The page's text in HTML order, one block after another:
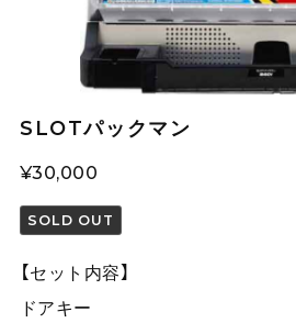
SLOTパックマン
¥30,000
SOLD OUT
【セット内容】
ドアキー